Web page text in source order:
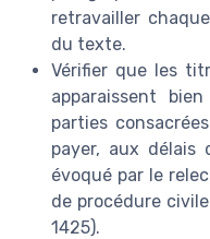
retravailler
du texte.
Vérifier que les
apparaissent
parties
payer, aux délais
évoqué par le
de procédure
1425).